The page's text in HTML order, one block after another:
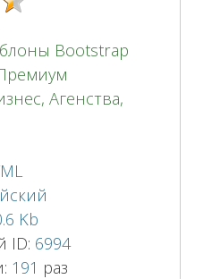
Bootstrap
Агенства,
Kb
ID: 6994
191 раз